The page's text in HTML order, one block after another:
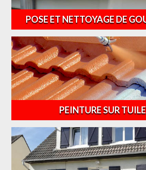
POSE ET NETTOYAGE DE
PEINTURE SUR